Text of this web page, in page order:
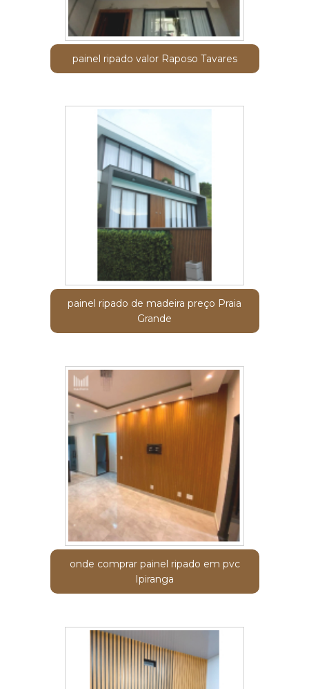
painel ripado valor Raposo Tavares
painel ripado de madeira preço Praia
Grande
onde comprar painel ripado em pvc
Ipiranga